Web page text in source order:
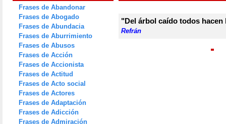
Frases de Abandonar
Frases de Abogado
Frases de Abundacia
Frases de Aburrimiento
Frases de Abusos
Frases de Acción
Frases de Accionista
Frases de Actitud
Frases de Acto social
Frases de Actores
Frases de Adaptación
Frases de Adicción
Frases de Admiración
"Del árbol caído todos hacen
Refrán